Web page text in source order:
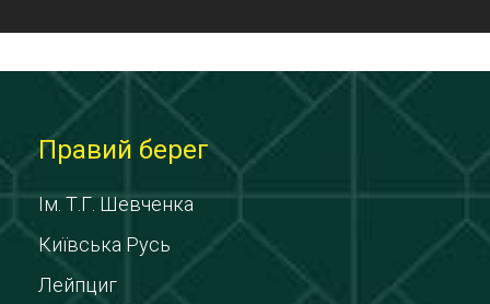
Правий берег
Ім. Т.Г. Шевченка
Київська Русь
Лейпциг